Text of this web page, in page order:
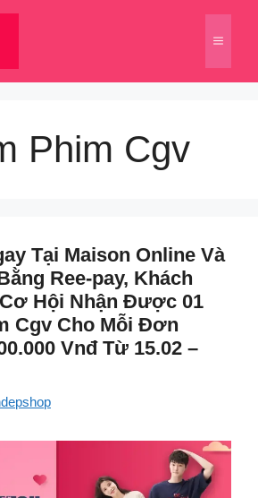
Menu
Phim Cgv
Tại Maison Online Và
Ree-pay, Khách
Hội Nhận Được 01
Cgv Cho Mỗi Đơn
Vnđ Từ 15.02 –